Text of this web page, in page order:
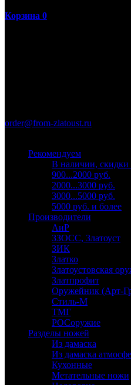
Корзина 0
order@from-zlatoust.ru
Рекомендуем
В наличии, скидки
900...2000 руб.
2000...3000 руб.
3000...5000 руб.
5000 руб. и более
Производители
АиР
ЗЗОСС, Златоуст
ЗИК
Златко
Златоустовская
Златпрофит
Оружейник (Арт-
Стиль-М
ТМГ
РОСоружие
Разделы ножей
Из дамаска
Из дамаска
Кухонные
Метательные ножи